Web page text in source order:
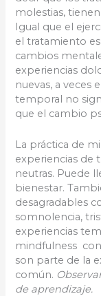
molestias,
Igual que el
el tratamiento
cambios
experiencias
nuevas, a veces
temporal no
que el cambio
La práctica de
experiencias de
neutras. Puede
bienestar.
desagradables
somnolencia,
experiencias
mindfulness
son parte de la
común.
de aprendizaje.